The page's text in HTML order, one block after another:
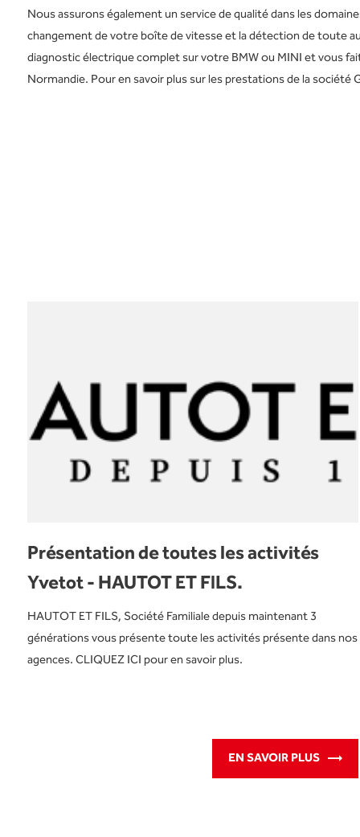
Nous assurons également un service de qualité dans les
changement de votre boîte de vitesse et la détection de toute
diagnostic électrique complet sur votre BMW ou MINI et vous
Normandie. Pour en savoir plus sur les prestations de la
Présentation de toutes les activités
Yvetot - HAUTOT ET FILS.
HAUTOT ET FILS, Société Familiale depuis maintenant 3
générations vous présente toute les activités présente dans nos
agences. CLIQUEZ ICI pour en savoir plus.
EN SAVOIR PLUS